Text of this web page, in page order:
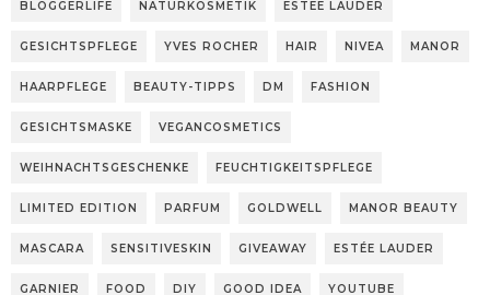
BLOGGERLIFE NATURKOSMETIK ESTEE LAUDER
GESICHTSPFLEGE YVES ROCHER HAIR NIVEA MANOR
HAARPFLEGE BEAUTY-TIPPS DM FASHION
GESICHTSMASKE VEGANCOSMETICS
WEIHNACHTSGESCHENKE FEUCHTIGKEITSPFLEGE
LIMITED EDITION PARFUM GOLDWELL MANOR BEAUTY
MASCARA SENSITIVESKIN GIVEAWAY ESTÉE LAUDER
GARNIER FOOD DIY GOOD IDEA YOUTUBE